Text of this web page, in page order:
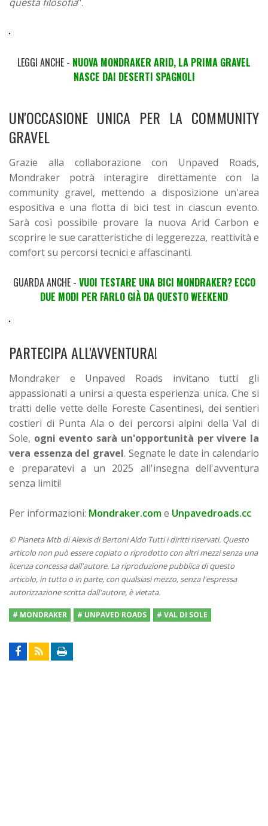
LEGGI ANCHE - NUOVA MONDRAKER ARID, LA PRIMA GRAVEL
NASCE DAI DESERTI SPAGNOLI
UN'OCCASIONE UNICA PER LA COMMUNITY
GRAVEL
Grazie alla collaborazione con Unpaved Roads,
Mondraker potrà interagire direttamente con la
community gravel, mettendo a disposizione un'area
espositiva e una flotta di bici test in ciascun evento.
Sarà così possibile provare la nuova Arid Carbon e
scoprire le sue caratteristiche di leggerezza, reattività e
comfort su percorsi tecnici e affascinanti.
GUARDA ANCHE - VUOI TESTARE UNA BICI MONDRAKER? ECCO
DUE MODI PER FARLO GIÀ DA QUESTO WEEKEND
PARTECIPA ALL'AVVENTURA!
Mondraker e Unpaved Roads invitano tutti gli
appassionati a unirsi a questa esperienza unica. Che si
tratti delle vette delle Foreste Casentinesi, dei sentieri
costieri di Punta Ala o dei percorsi alpini della Val di
Sole, ogni evento sarà un'opportunità per vivere la
vera essenza del gravel. Segnate le date in calendario
e preparatevi a un 2025 all'insegna dell'avventura
senza limiti!
Per informazioni: Mondraker.come Unpavedroads.cc
© Pianeta Mtb di Alexis di Bertoni Aldo Tutti i diritti riservati. Questo
articolo non può essere copiato o riprodotto con altri mezzi senza una
licenza concessa dall'autore. La riproduzione pubblica di questo
articolo, in tutto o in parte, con qualsiasi mezzo, senza l'espressa
autorizzazione scritta dall'autore, è vietata.
# MONDRAKER # UNPAVED ROADS # VAL DI SOLE